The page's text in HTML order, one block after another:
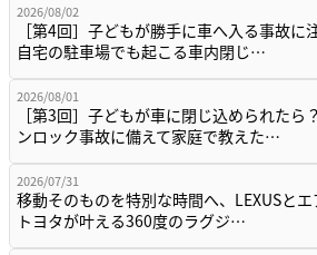
2026/08/02
［第4回］子どもが勝手に車へ入る事故に
自宅の駐車場でも起こる車内閉じ…
2026/08/01
［第3回］子どもが車に閉じ込められたら
ンロック事故に備えて家庭で教えた…
2026/07/31
移動そのものを特別な時間へ、LEXUSとエ
トヨタが叶える360度のラグジ…